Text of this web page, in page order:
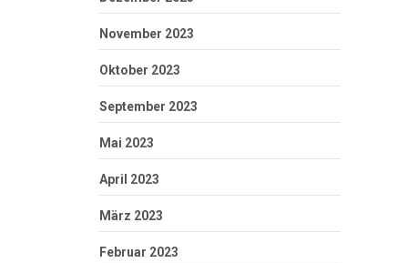
November 2023
Oktober 2023
September 2023
Mai 2023
April 2023
März 2023
Februar 2023